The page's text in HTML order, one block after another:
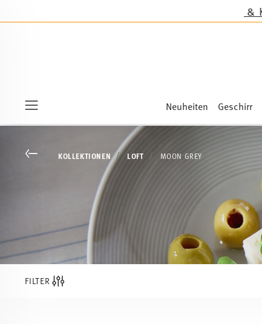
Neuheiten Geschirr
Go backKOLLEKTIONEN LOFT MOON GREY
FILTER